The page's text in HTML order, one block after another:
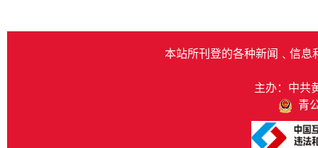
本站所刊登的各种新闻﹑信息
主办：中共
青